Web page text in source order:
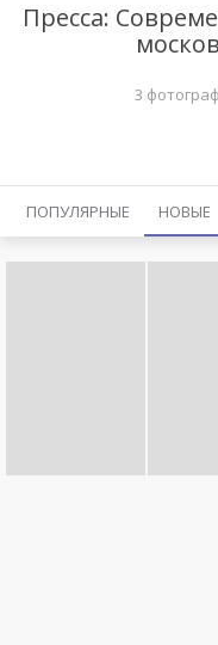
Пресса:
3
ПОПУЛЯРНЫЕ НОВЫЕ